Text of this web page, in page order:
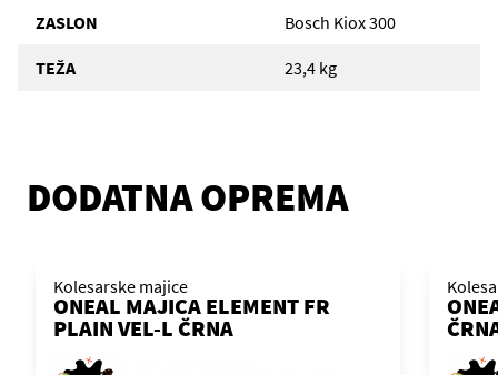
ZASLON Bosch Kiox 300
TEŽA 23,4 kg
DODATNA OPREMA
Kolesarske majice
ONEAL MAJICA ELEMENT FR
PLAIN VEL-L ČRNA